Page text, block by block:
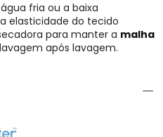
fria ou a baixa
elasticidade do tecido
para manter a malha
após lavagem.